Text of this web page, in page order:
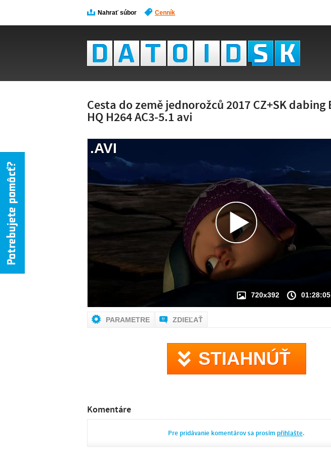
Nahrať súbor Cenník
Cesta do země jednorožců 2017 CZ+SK dabing
HQ H264 AC3-5.1 avi
NÁHĽAD VIDEA
NIE JE K
720x392 01:28:05
.AVI
PARAMETRE ZDIEĽAŤ
STIAHNÚŤ
Komentáre
Pre pridávanie komentárov sa prosím přihlašte.